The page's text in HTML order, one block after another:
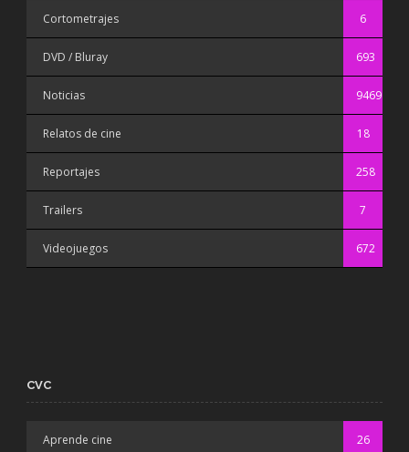
Cortometrajes 6
DVD / Bluray 693
Noticias 9469
Relatos de cine 18
Reportajes 258
Trailers 7
Videojuegos 672
CVC
Aprende cine 26